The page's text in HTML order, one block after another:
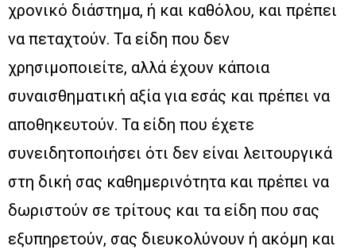
χρονικό διάστημα, ή και καθόλου, και πρέπει
να πεταχτούν. Τα είδη που δεν
χρησιμοποιείτε, αλλά έχουν κάποια
συναισθηματική αξία για εσάς και πρέπει να
αποθηκευτούν. Τα είδη που έχετε
συνειδητοποιήσει ότι δεν είναι λειτουργικά
στη δική σας καθημερινότητα και πρέπει να
δωριστούν σε τρίτους και τα είδη που σας
εξυπηρετούν, σας διευκολύνουν ή ακόμη και